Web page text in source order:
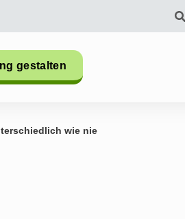
gestalten
wie nie